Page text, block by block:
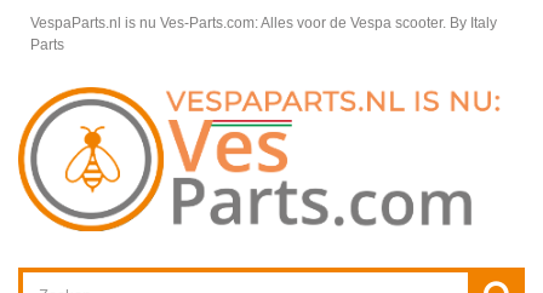
VespaParts.nl is nu Ves-Parts.com: Alles voor de Vespa scooter. By Italy
Parts